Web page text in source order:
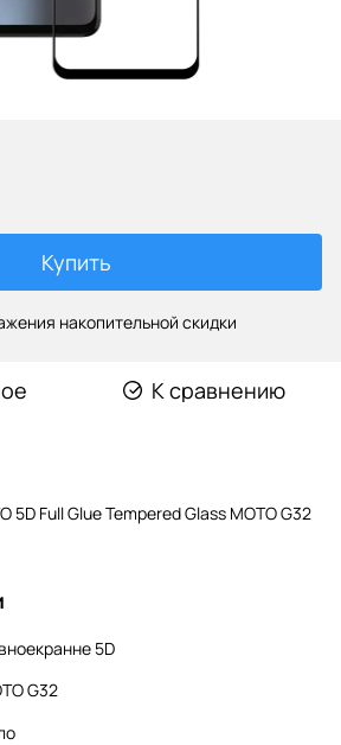
Купить
накопительной скидки
К сравнению
5D Full Glue Tempered Glass MOTO G32
5D
G32